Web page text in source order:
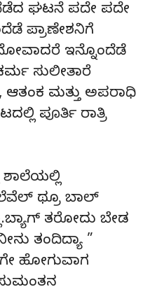
ಘಟನೆ ಪದೇ ಪದೇ
ಪ್ರಾಣೇಶನಿಗೆ
ಇನ್ನೊಂದೆಡೆ
ಸುಲೀತಾರೆ
ಮತ್ತು ಅಪರಾಧಿ
ಪೂರ್ತಿ ರಾತ್ರಿ
ಶಾಲೆಯಲ್ಲಿ
ಥ್ರೂ ಬಾಲ್
ತರೋದು ಬೇಡ
ತಂದಿದ್ಯಾ ”
ಹೋಗುವಾಗ